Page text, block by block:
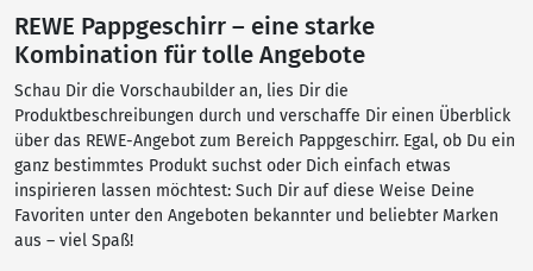
REWE Pappgeschirr – eine starke
Kombination für tolle Angebote
Schau Dir die Vorschaubilder an, lies Dir die
Produktbeschreibungen durch und verschaffe Dir einen Überblick
über das REWE-Angebot zum Bereich Pappgeschirr. Egal, ob Du ein
ganz bestimmtes Produkt suchst oder Dich einfach etwas
inspirieren lassen möchtest: Such Dir auf diese Weise Deine
Favoriten unter den Angeboten bekannter und beliebter Marken
aus – viel Spaß!